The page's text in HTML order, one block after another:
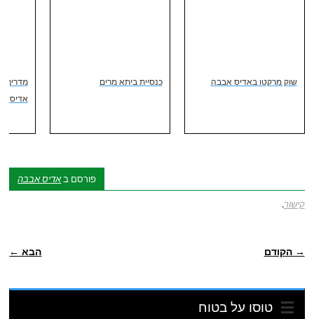
שוק מרקטו באדיס אבבה כנסיית ביתא מרים
מדריך
אדיס
פורסם באדיס אבבה
קישור.
→ הקודם הבא ←
טוסו על בטוח